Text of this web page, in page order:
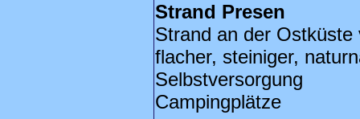
Strand Presen
Strand an der Ostküste
flacher, steiniger,
Selbstversorgung
Campingplätze